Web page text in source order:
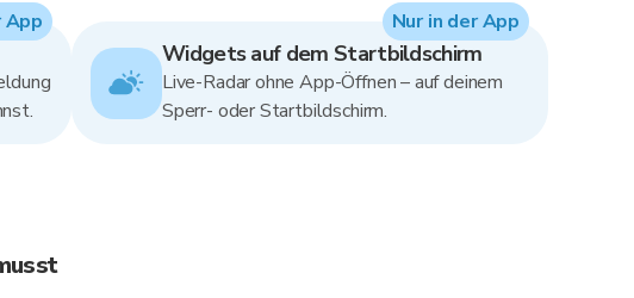
App
Widgets auf dem Startbildschirm
Live-Radar ohne App-Öffnen – auf deinem
Sperr- oder Startbildschirm.
Nur in der App